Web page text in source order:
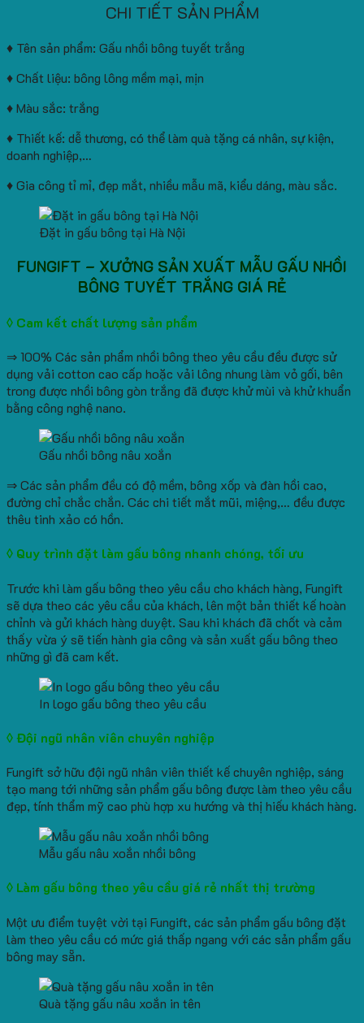
CHI TIẾT SẢN PHẨM
♦ Tên sản phẩm: Gấu nhồi bông tuyết trắng
♦ Chất liệu: bông lông mềm mại, mịn
♦ Màu sắc: trắng
♦ Thiết kế: dễ thương, có thể làm quà tặng cá nhân, sự kiện,
doanh nghiệp,…
♦ Gia công tỉ mỉ, đẹp mắt, nhiều mẫu mã, kiểu dáng, màu sắc.
Đặt in gấu bông tại Hà Nội
FUNGIFT – XƯỞNG SẢN XUẤT MẪU GẤU NHỒI
BÔNG TUYẾT TRẮNG GIÁ RẺ
◊ Cam kết chất lượng sản phẩm
⇒ 100% Các sản phẩm nhồi bông theo yêu cầu đều được sử
dụng vải cotton cao cấp hoặc vải lông nhung làm vỏ gối, bên
trong được nhồi bông gòn trắng đã được khử mùi và khử khuẩn
bằng công nghệ nano.
Gấu nhồi bông nâu xoắn
⇒ Các sản phẩm đều có độ mềm, bông xốp và đàn hồi cao,
đường chỉ chắc chắn. Các chi tiết mắt mũi, miệng,… đều được
thêu tinh xảo có hồn.
◊ Quy trình đặt làm gấu bông nhanh chóng, tối ưu
Trước khi làm gấu bông theo yêu cầu cho khách hàng, Fungift
sẽ dựa theo các yêu cầu của khách, lên một bản thiết kế hoàn
chỉnh và gửi khách hàng duyệt. Sau khi khách đã chốt và cảm
thấy vừa ý sẽ tiến hành gia công và sản xuất gấu bông theo
những gì đã cam kết.
In logo gấu bông theo yêu cầu
◊ Đội ngũ nhân viên chuyên nghiệp
Fungift sở hữu đội ngũ nhân viên thiết kế chuyên nghiệp, sáng
tạo mang tới những sản phẩm gấu bông được làm theo yêu cầu
đẹp, tính thẩm mỹ cao phù hợp xu hướng và thị hiếu khách hàng.
Mẫu gấu nâu xoắn nhồi bông
◊ Làm gấu bông theo yêu cầu giá rẻ nhất thị trường
Một ưu điểm tuyệt vời tại Fungift, các sản phẩm gấu bông đặt
làm theo yêu cầu có mức giá thấp ngang với các sản phẩm gấu
bông may sẵn.
Quà tặng gấu nâu xoắn in tên